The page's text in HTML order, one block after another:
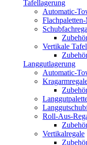
Tafellagerung
Automatic-
Vertikale
Langgutlagerung
Automatic-
Roll-Aus-
Vertikalregale